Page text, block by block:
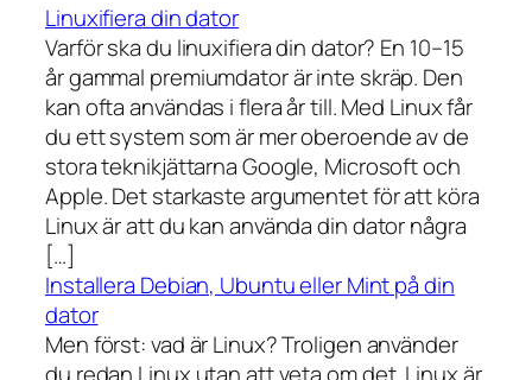
Linuxifiera din dator
Varför ska du linuxifiera din dator? En 10–15
år gammal premiumdator är inte skräp. Den
kan ofta användas i flera år till. Med Linux får
du ett system som är mer oberoende av de
stora teknikjättarna Google, Microsoft och
Apple. Det starkaste argumentet för att köra
Linux är att du kan använda din dator några
[…]
Installera Debian, Ubuntu eller Mint på din
dator
Men först: vad är Linux? Troligen använder